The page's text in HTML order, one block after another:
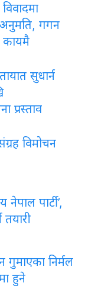
अनुमति, गगन
कायमै
सुधार्न
प्रस्ताव
विमोचन
पार्टी’,
गुमाएका निर्मल
हुने